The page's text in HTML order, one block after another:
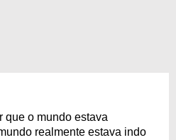
que o mundo estava
realmente estava indo